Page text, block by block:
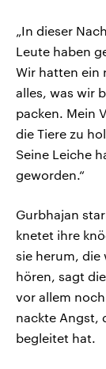
„In dieser
Leute haben
Wir hatten ein
alles, was wir
packen. Mein
die Tiere zu
Seine Leiche
geworden.“
Gurbhajan
knetet ihre
sie herum, die
hören, sagt
vor allem
nackte Angst,
begleitet hat.